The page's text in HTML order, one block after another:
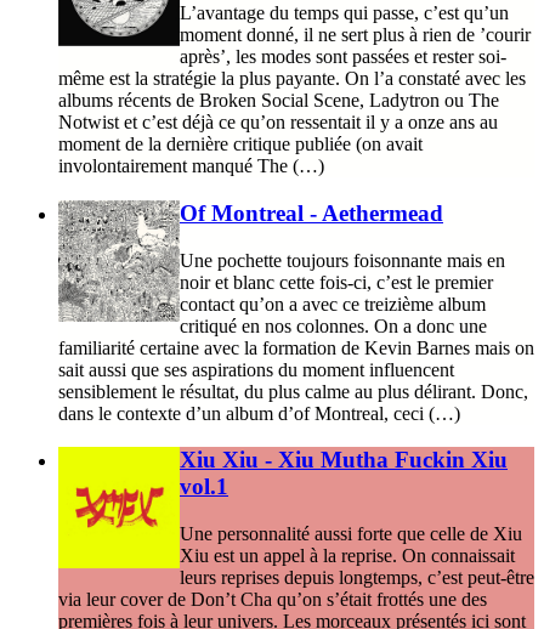
L’avantage du temps qui passe, c’est qu’un
moment donné, il ne sert plus à rien de ’courir
après’, les modes sont passées et rester soi-
même est la stratégie la plus payante. On l’a constaté avec les
albums récents de Broken Social Scene, Ladytron ou The
Notwist et c’est déjà ce qu’on ressentait il y a onze ans au
moment de la dernière critique publiée (on avait
involontairement manqué The (…)
Of Montreal - Aethermead
Une pochette toujours foisonnante mais en
noir et blanc cette fois-ci, c’est le premier
contact qu’on a avec ce treizième album
critiqué en nos colonnes. On a donc une
familiarité certaine avec la formation de Kevin Barnes mais on
sait aussi que ses aspirations du moment influencent
sensiblement le résultat, du plus calme au plus délirant. Donc,
dans le contexte d’un album d’of Montreal, ceci (…)
Xiu Xiu - Xiu Mutha Fuckin Xiu
vol.1
Une personnalité aussi forte que celle de Xiu
Xiu est un appel à la reprise. On connaissait
leurs reprises depuis longtemps, c’est peut-être
via leur cover de Don’t Cha qu’on s’était frottés une des
premières fois à leur univers. Les morceaux présentés ici sont